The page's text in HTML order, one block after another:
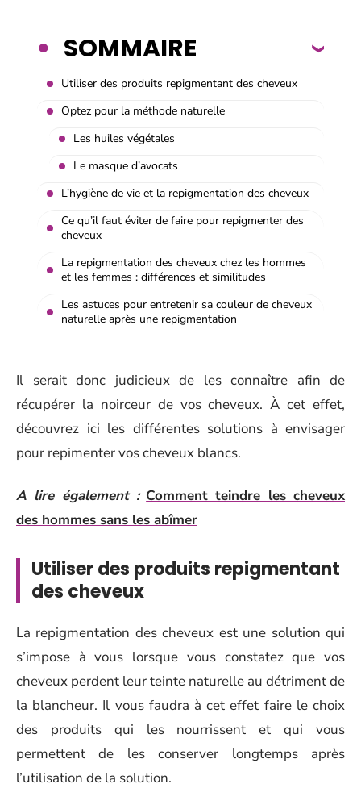
SOMMAIRE
Utiliser des produits repigmentant des cheveux
Optez pour la méthode naturelle
Les huiles végétales
Le masque d’avocats
L’hygiène de vie et la repigmentation des cheveux
Ce qu’il faut éviter de faire pour repigmenter des
cheveux
La repigmentation des cheveux chez les hommes
et les femmes : différences et similitudes
Les astuces pour entretenir sa couleur de cheveux
naturelle après une repigmentation
Il serait donc judicieux de les connaître afin de
récupérer la noirceur de vos cheveux. À cet effet,
découvrez ici les différentes solutions à envisager
pour repimenter vos cheveux blancs.
A lire également : Comment teindre les cheveux
des hommes sans les abîmer
Utiliser des produits repigmentant
des cheveux
La repigmentation des cheveux est une solution qui
s’impose à vous lorsque vous constatez que vos
cheveux perdent leur teinte naturelle au détriment de
la blancheur. Il vous faudra à cet effet faire le choix
des produits qui les nourrissent et qui vous
permettent de les conserver longtemps après
l’utilisation de la solution.